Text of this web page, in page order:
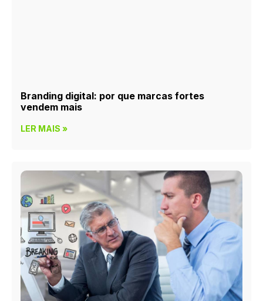
Branding digital: por que marcas fortes
vendem mais
LER MAIS »